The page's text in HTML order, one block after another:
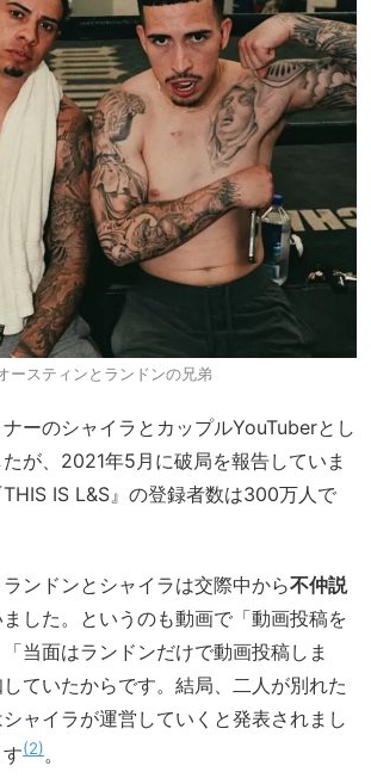
ースティンとランドンの兄弟
ーのシャイラとカップルYouTuberとし
が、2021年5月に破局を報告していま
IS L&S』の登録者数は300万人で
ンドンとシャイラは交際中から不仲説
した。というのも動画で「動画投稿を
当面はランドンだけで動画投稿しま
ていたからです。結局、二人が別れた
ャイラが運営していくと発表されまし
2 。